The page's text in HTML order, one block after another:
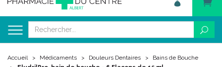
Accueil Médicaments Douleurs Dentaires
Bains de Bouche